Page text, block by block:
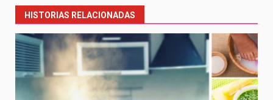
HISTORIAS RELACIONADAS